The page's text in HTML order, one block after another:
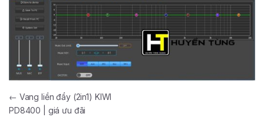
← Vang liền đẩy (2in1) KIWI
PD8400 | giá ưu đãi